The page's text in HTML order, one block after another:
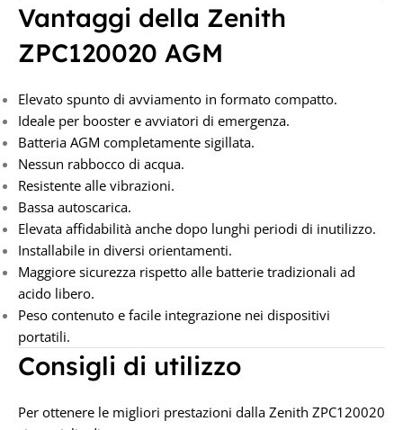
Vantaggi della Zenith
ZPC120020 AGM
Elevato spunto di avviamento in formato compatto.
Ideale per booster e avviatori di emergenza.
Batteria AGM completamente sigillata.
Nessun rabbocco di acqua.
Resistente alle vibrazioni.
Bassa autoscarica.
Elevata affidabilità anche dopo lunghi periodi di inutilizzo.
Installabile in diversi orientamenti.
Maggiore sicurezza rispetto alle batterie tradizionali ad
acido libero.
Peso contenuto e facile integrazione nei dispositivi
portatili.
Consigli di utilizzo
Per ottenere le migliori prestazioni dalla Zenith ZPC120020